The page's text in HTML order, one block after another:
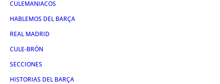
CULEMANIACOS
HABLEMOS DEL BARÇA
REAL MADRID
CULE-BRÓN
SECCIONES
HISTORIAS DEL BARÇA